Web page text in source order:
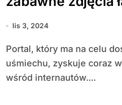
poprawiają nastrój
lis 3, 2024
Portal, który ma na celu dostarczenie rozrywki i
uśmiechu, zyskuje coraz
wśród internautów....